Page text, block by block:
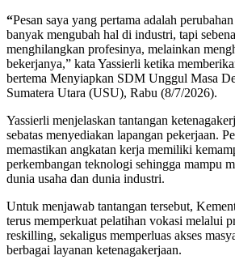
“Pesan saya yang pertama adalah
banyak mengubah hal di industri, tapi
menghilangkan profesinya, melainkan
bekerjanya,” kata Yassierli ketika
bertema Menyiapkan SDM Unggul Masa
Sumatera Utara (USU), Rabu (8/7/2026).
Yassierli menjelaskan tantangan
sebatas menyediakan lapangan pekerjaan.
memastikan angkatan kerja memiliki
perkembangan teknologi sehingga mampu
dunia usaha dan dunia industri.
Untuk menjawab tantangan tersebut,
terus memperkuat pelatihan vokasi melalui
reskilling, sekaligus memperluas akses
berbagai layanan ketenagakerjaan.